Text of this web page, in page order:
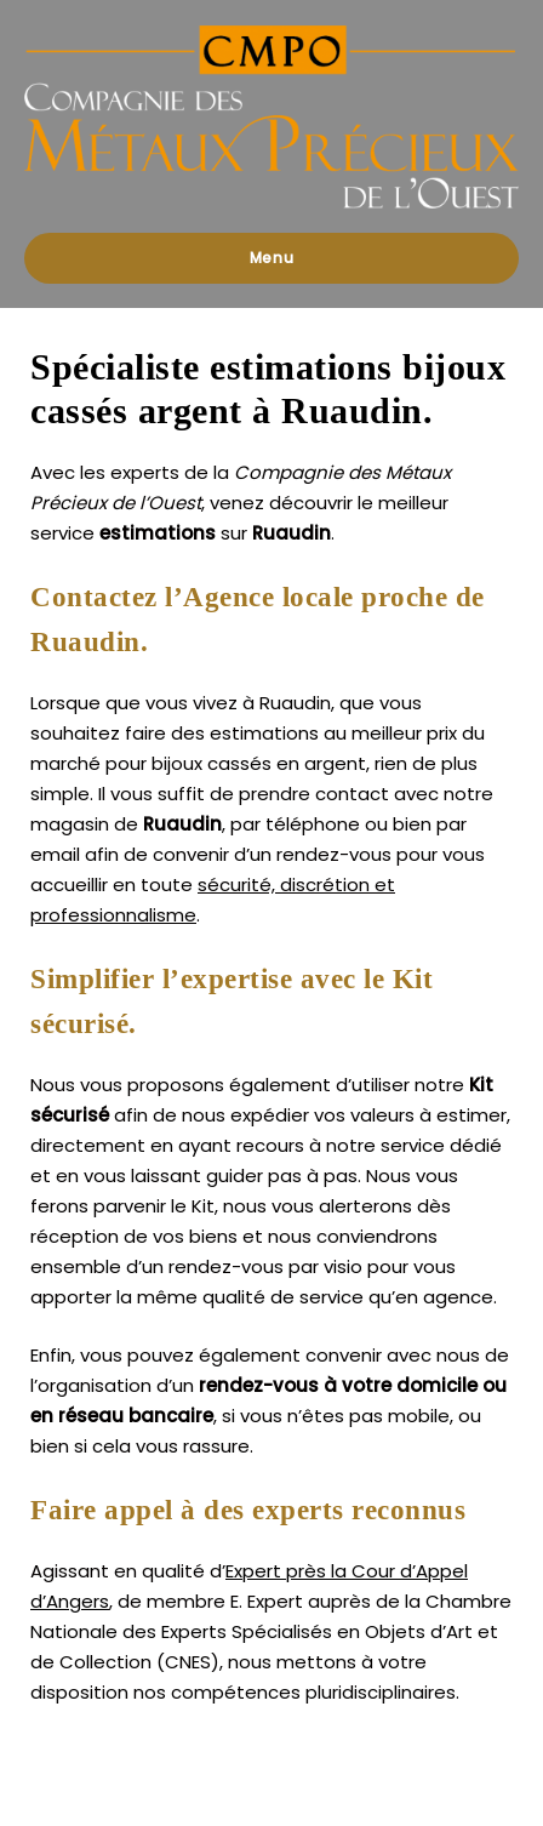
des
Précieux
l'Ouest
Menu
Spécialiste estimations bijoux
cassés argent à Ruaudin.
Avec les experts de la Compagnie des Métaux
Précieux de l’Ouest, venez découvrir le meilleur
service estimationssur Ruaudin.
Contactez l’Agence locale proche de
Ruaudin.
Lorsque que vous vivez à Ruaudin, que vous
souhaitez faire des estimations au meilleur prix du
marché pour bijoux cassés en argent, rien de plus
simple. Il vous suffit de prendre contact avec notre
magasin de Ruaudin, par téléphone ou bien par
email afin de convenir d’un rendez-vous pour vous
accueillir en toute sécurité, discrétion et
professionnalisme.
Simplifier l’expertise avec le Kit
sécurisé.
Nous vous proposons également d’utiliser notre Kit
sécuriséafin de nous expédier vos valeurs à estimer,
directement en ayant recours à notre service dédié
et en vous laissant guider pas à pas. Nous vous
ferons parvenir le Kit, nous vous alerterons dès
réception de vos biens et nous conviendrons
ensemble d’un rendez-vous par visio pour vous
apporter la même qualité de service qu’en agence.
Enfin, vous pouvez également convenir avec nous de
l’organisation d’un rendez-vous à votre domicile ou
en réseau bancaire, si vous n’êtes pas mobile, ou
bien si cela vous rassure.
Faire appel à des experts reconnus
Agissant en qualité d’Expert près la Cour d’Appel
d’Angers, de membre E. Expert auprès de laChambre
Nationale des Experts Spécialisés en Objets d’Art et
de Collection (CNES),nous mettons à votre
disposition nos compétences pluridisciplinaires.